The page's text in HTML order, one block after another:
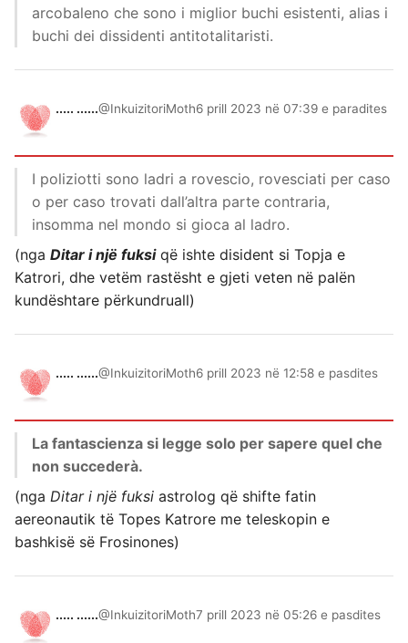
arcobaleno che sono i miglior buchi esistenti, alias i
buchi dei dissidenti antitotalitaristi.
..... ......@InkuizitoriMoth6 prill 2023 në 07:39 e paradites
I poliziotti sono ladri a rovescio, rovesciati per caso
o per caso trovati dall’altra parte contraria,
insomma nel mondo si gioca al ladro.
(nga Ditar i një fuksiqë ishte disident si Topja e
Katrori, dhe vetëm rastësht e gjeti veten në palën
kundështare përkundruall)
..... ......@InkuizitoriMoth6 prill 2023 në 12:58 e pasdites
La fantascienza si legge solo per sapere quel che
non succederà.
(nga Ditar i një fuksi astrolog që shifte fatin
aereonautik të Topes Katrore me teleskopin e
bashkisë së Frosinones)
..... ......@InkuizitoriMoth7 prill 2023 në 05:26 e pasdites